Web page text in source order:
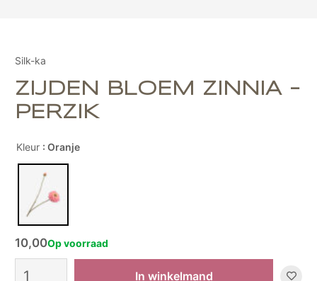
Silk-ka
ZIJDEN BLOEM ZINNIA -
PERZIK
Kleur : Oranje
10,00Op voorraad
In winkelmand